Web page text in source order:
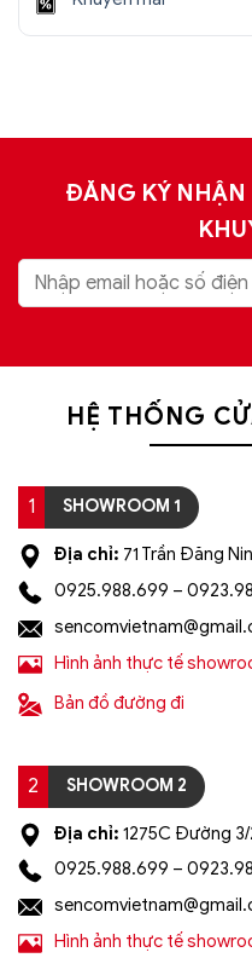
ĐĂNG KÝ
HỆ THỐNG
1 SHOWROOM 1
Địa chỉ: 71 Trần Đăng
0925.988.699 –
Hình ảnh thực tế
Bản đồ đường đi
2 SHOWROOM 2
Địa chỉ: 1275C Đường 3/
0925.988.699 –
Hình ảnh thực tế